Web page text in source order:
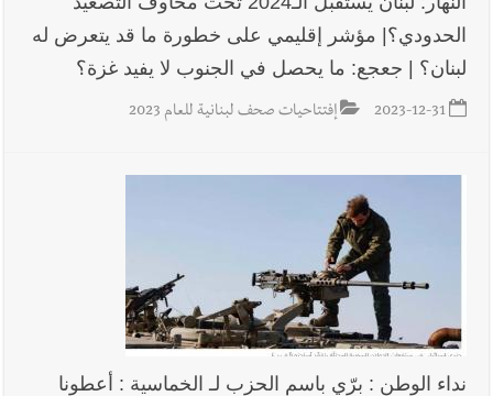
أخبار لبنان خلفيات توقيف السفير الفلسطيني السابق أشرف دبور:
تداخل السياسة بالقضاء ولبنان قد يسلّمه إلى السلطة
أخبار لبنان حراك ديبلوماسي للتجديد لـ اليونيفيل .. مسؤول غربي
يُحذّر من الفراغ !
أخبار صيدا إصابة شاب فلسطيني بطعنات سكين في مخيم عين
الحلوة - في منطقة صيدا وإنقاذه وإتهام إبن عمته ؟
الحدودي؟| مؤشر إقليمي على خطورة ما قد يتعرض له
لبنان؟ | جعجع: ما يحصل في الجنوب لا يفيد غزة؟
2023-12-31 إفتتاحيات صحف لبنانية للعام 2023
نداء الوطن : برّي باسم الحزب لـ الخماسية : أعطونا